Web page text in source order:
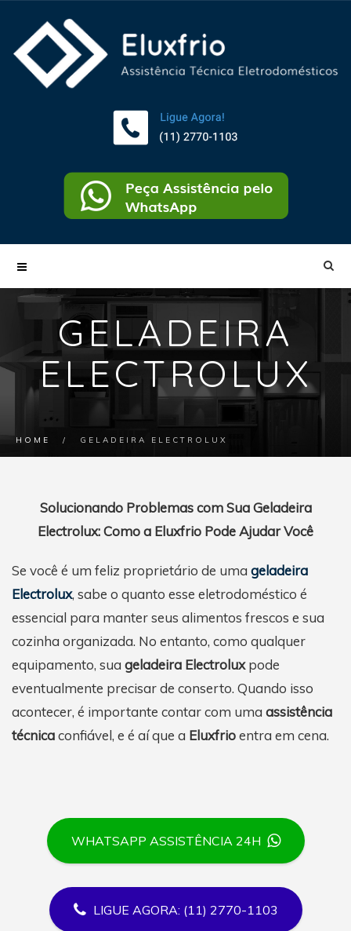
GELADEIRA
ELECTROLUX
HOME / GELADEIRA ELECTROLUX
Solucionando Problemas com Sua Geladeira
Electrolux: Como a Eluxfrio Pode Ajudar Você
Se você é um feliz proprietário de uma geladeira
Electrolux, sabe o quanto esse eletrodoméstico é
essencial para manter seus alimentos frescos e sua
cozinha organizada. No entanto, como qualquer
equipamento, sua geladeira Electroluxpode
eventualmente precisar de conserto. Quando isso
acontecer, é importante contar com uma assistência
técnicaconfiável, e é aí que a Eluxfrioentra em cena.
WHATSAPP ASSISTÊNCIA 24H
LIGUE AGORA: (11) 2770-1103